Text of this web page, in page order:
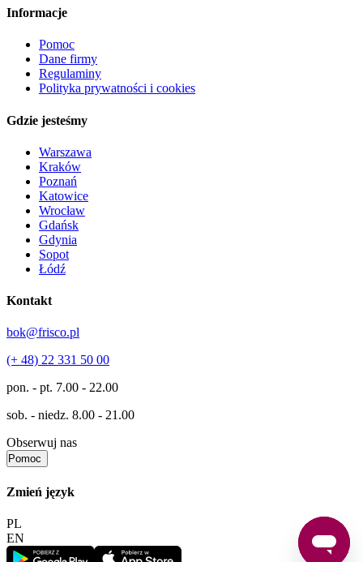
Informacje
Pomoc
Dane firmy
Regulaminy
Polityka prywatności i cookies
Gdzie jesteśmy
Warszawa
Kraków
Poznań
Katowice
Wrocław
Gdańsk
Gdynia
Sopot
Łódź
Kontakt
bok@frisco.pl
(+ 48) 22 331 50 00
pon. - pt. 7.00 - 22.00
sob. - niedz. 8.00 - 21.00
Obserwuj nas
Pomoc
Zmień język
PL
EN